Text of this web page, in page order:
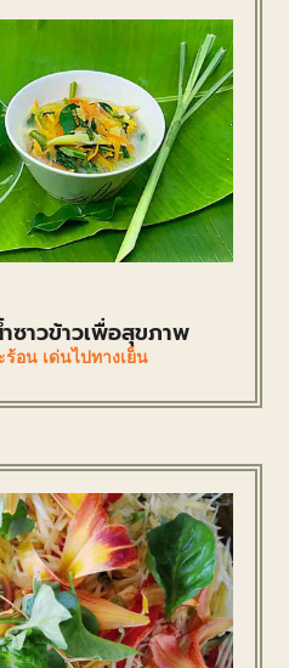
ซาวข้าวเพื่อสุขภาพ
อน เด่นไปทางเย็น